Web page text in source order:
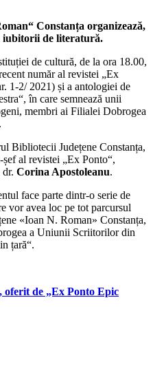
Constanța organizează,
iubitorii de literatură.
de cultură, de la ora 18.00,
număr al revistei „Ex
1-2/ 2021) și a antologiei de
în care semnează unii
membri ai Filialei Dobrogea
Bibliotecii Județene Constanța,
șef al revistei „Ex Ponto“,
Corina Apostoleanu.
face parte dintr-o serie de
vor avea loc pe tot parcursul
«Ioan N. Roman» Constanța,
a Uniunii Scriitorilor din
țară“.
oferit de „Ex Ponto Epic